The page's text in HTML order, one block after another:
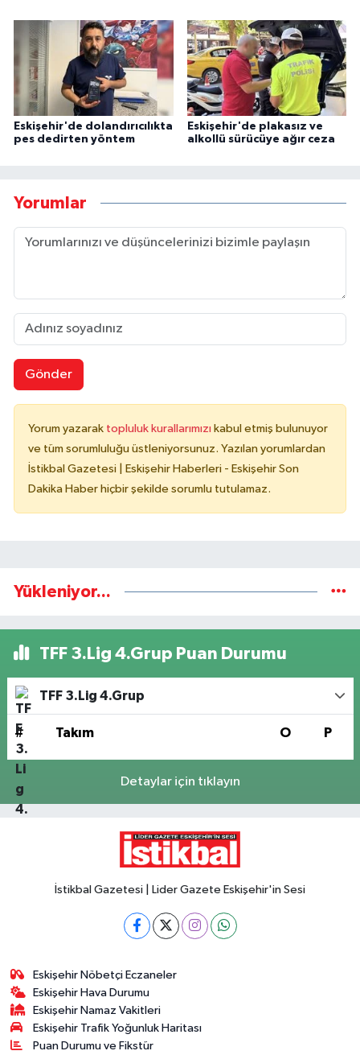
Eskişehir'de dolandırıcılıkta
pes dedirten yöntem
Eskişehir'de plakasız ve
alkollü sürücüye ağır ceza
Yorumlar
Gönder
Yorum yazarak topluluk kurallarımızı kabul etmiş bulunuyor
ve tüm sorumluluğu üstleniyorsunuz. Yazılan yorumlardan
İstikbal Gazetesi | Eskişehir Haberleri - Eskişehir Son
Dakika Haber hiçbir şekilde sorumlu tutulamaz.
Yükleniyor...
TFF 3.Lig 4.Grup Puan Durumu
TFF 3.Lig 4.Grup
# Takım O P
Detaylar için tıklayın
İstikbal Gazetesi | Lider Gazete Eskişehir'in Sesi
Eskişehir Nöbetçi Eczaneler
Eskişehir Hava Durumu
Eskişehir Namaz Vakitleri
Eskişehir Trafik Yoğunluk Haritası
Puan Durumu ve Fikstür